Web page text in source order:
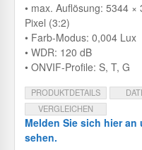
• max. Auflösung: 5344
Pixel (3:2)
• Farb-Modus: 0,004 Lux
• WDR: 120 dB
• ONVIF-Profile: S, T, G
PRODUKTDETAILS
VERGLEICHEN
Melden Sie sich hier
sehen.